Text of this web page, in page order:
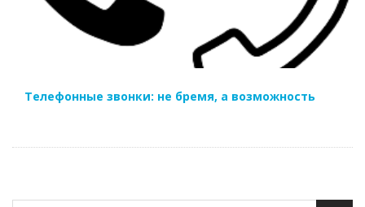
Телефонные звонки: не бремя, а возможность